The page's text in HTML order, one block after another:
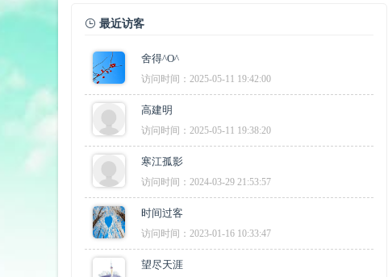
最近访客
舍得^O^
访问时间：2025-05-11 19:42:00
高建明
访问时间：2025-05-11 19:38:20
寒江孤影
访问时间：2024-03-29 21:53:57
时间过客
访问时间：2023-01-16 10:33:47
望尽天涯